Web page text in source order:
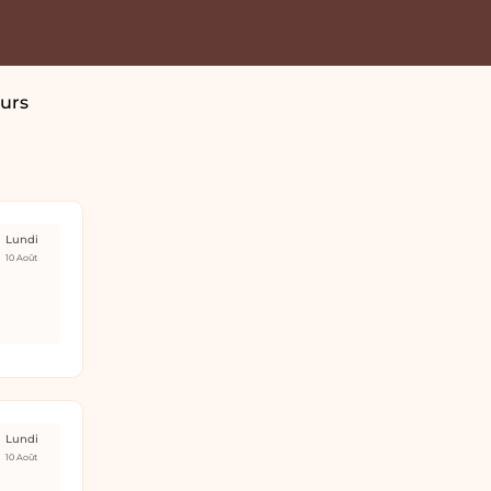
Lundi
10 Août
Lundi
10 Août